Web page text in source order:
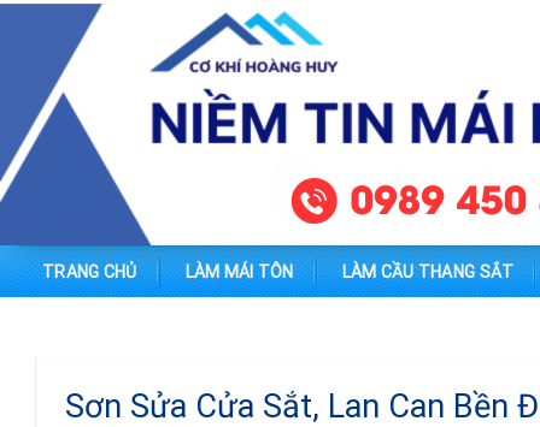
content
TRANG CHỦ LÀM MÁI TÔN LÀM CẦU THANG SẮT
Sơn Sửa Cửa Sắt, Lan Can Bền